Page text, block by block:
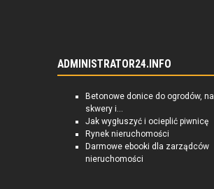
ADMINISTRATOR24.INFO
Betonowe donice do ogrodów, na
skwery i...
Jak wygłuszyć i ocieplić piwnicę
Rynek nieruchomości
Darmowe ebooki dla zarządców
nieruchomości